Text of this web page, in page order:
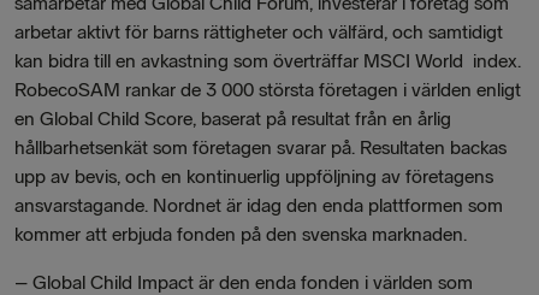
arbetar aktivt för barns rättigheter och välfärd, och samtidigt
kan bidra till en avkastning som överträffar MSCI World index.
RobecoSAM rankar de 3 000 största företagen i världen enligt
en Global Child Score, baserat på resultat från en årlig
hållbarhetsenkät som företagen svarar på. Resultaten backas
upp av bevis, och en kontinuerlig uppföljning av företagens
ansvarstagande. Nordnet är idag den enda plattformen som
kommer att erbjuda fonden på den svenska marknaden.
– Global Child Impact är den enda fonden i världen som